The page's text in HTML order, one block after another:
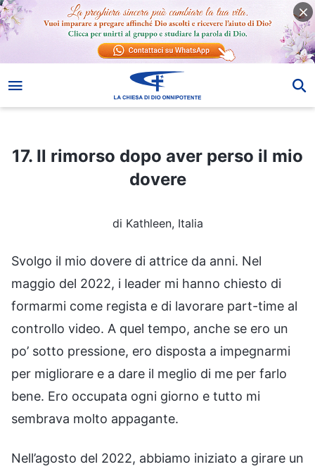
17. Il rimorso dopo aver perso il mio dovere
17. Il rimorso dopo aver perso il mio
dovere
di Kathleen, Italia
Svolgo il mio dovere di attrice da anni. Nel
maggio del 2022, i leader mi hanno chiesto di
formarmi come regista e di lavorare part-time al
controllo video. A quel tempo, anche se ero un
po’ sotto pressione, ero disposta a impegnarmi
per migliorare e a dare il meglio di me per farlo
bene. Ero occupata ogni giorno e tutto mi
sembrava molto appagante.
Nell’agosto del 2022, abbiamo iniziato a girare un